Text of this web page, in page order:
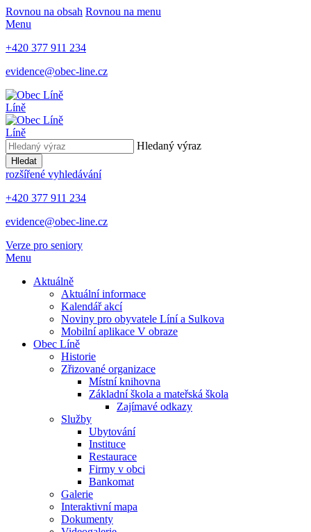
Rovnou na obsah Rovnou na menu
Menu
+420 377 911 234
evidence@obec-line.cz
Líně
Líně
Hledaný výraz
Hledat
rozšířené vyhledávání
+420 377 911 234
evidence@obec-line.cz
Verze pro seniory
Menu
Aktuálně
Aktuální informace
Kalendář akcí
Noviny pro obyvatele Líní a Sulkova
Mobilní aplikace V obraze
Obec Líně
Historie
Zřizované organizace
Místní knihovna
Základní škola a mateřská škola
Zajímavé odkazy
Služby
Ubytování
Instituce
Restaurace
Firmy v obci
Bankomat
Galerie
Interaktivní mapa
Dokumenty